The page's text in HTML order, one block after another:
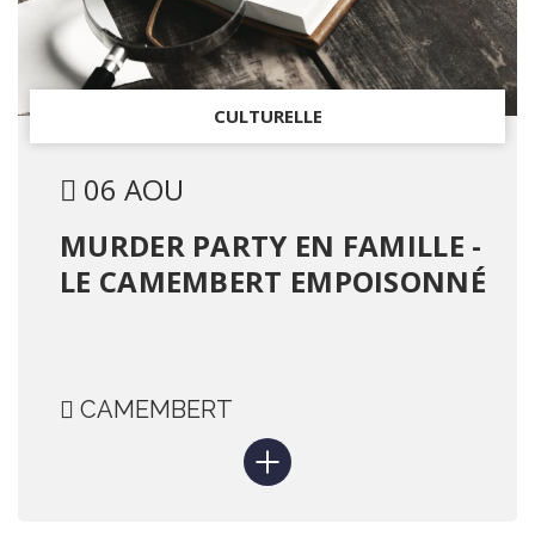
CULTURELLE
06 AOU
MURDER PARTY EN FAMILLE -
LE CAMEMBERT EMPOISONNÉ
CAMEMBERT